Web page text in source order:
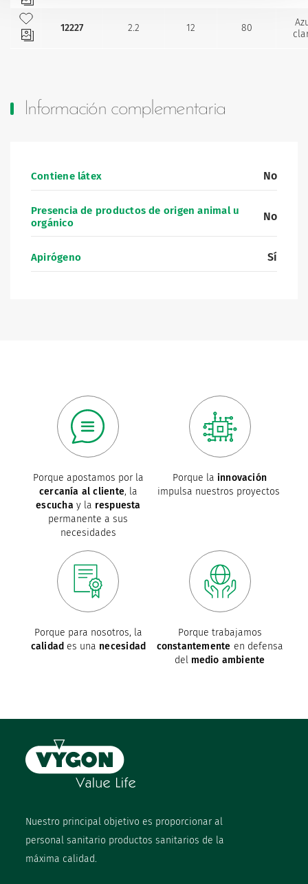
Añadir a mis favoritos
12227
2.2 12 80
Información complementaria
Contiene látex No
Presencia de productos de origen animal u
orgánico
No
Apirógeno Sí
Porque apostamos por la
cercanía al cliente, la
escucha y la respuesta
permanente a sus
necesidades
Porque la innovación
impulsa nuestros proyectos
Porque para nosotros, la
calidad es una necesidad
Porque trabajamos
constantemente en defensa
del medio ambiente
Nuestro principal objetivo es proporcionar al
personal sanitario productos sanitarios de la
máxima calidad.